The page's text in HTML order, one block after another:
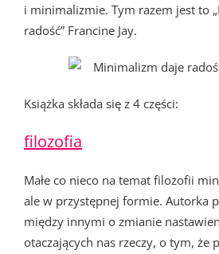
i minimalizmie. Tym razem jest to
radość” Francine Jay.
Książka składa się z 4 części:
filozofia
Małe co nieco na temat filozofii
ale w przystępnej formie. Autorka
między innymi o zmianie
otaczających nas rzeczy, o tym, że